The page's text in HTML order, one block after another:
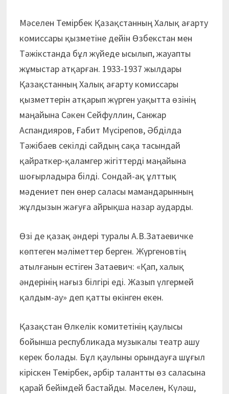
Мәселен Темірбек Қазақстанның Халық ағарту
комиссары қызметіне дейін Өзбекстан мен
Тәжікстанда бұл жүйеде ысылып, жауапты
жұмыстар атқарған. 1933-1937 жылдары
Қазақстанның Халық ағарту комиссары
қызметтерін атқарып жүрген уақытта өзінің
маңайына Сәкен Сейфуллин, Санжар
Аспандияров, Ғабит Мүсірепов, Әбділда
Тәжібаев секілді сайдың сақа тасындай
қайраткер-қаламгер жігіттерді маңайына
шоғырладыра білді. Сондай-ақ ұлттық
мәдениет пен өнер саласы мамандарынның
жұлдызын жағуға айрықша назар аударды.
Өзі де қазақ әндері туралы А.В.Затаевичке
көптеген мәліметтер берген. Жүргеновтің
атылғанын естіген Затаевич: «Қап, халық
әндерінің нағыз білгірі еді. Жазып үлгермей
қалдым-ау» деп қатты өкінген екен.
Қазақстан Өлкелік комитетінің қаулысы
бойынша республикада музыкалы театр ашу
керек болады. Бұл қаулыны орындауға шұғыл
кіріскен Темірбек, әрбір талантты өз саласына
қарай бейімдей бастайды. Мәселен, Күләш,